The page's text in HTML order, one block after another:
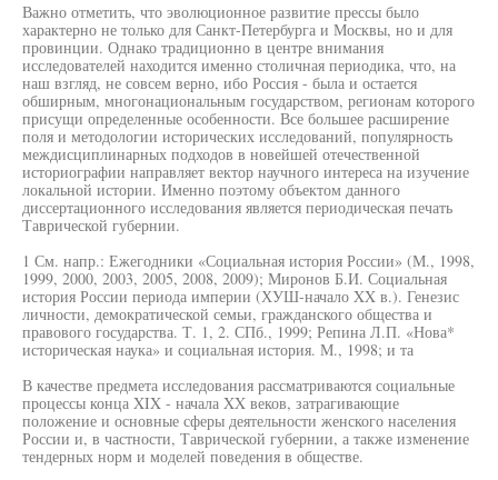
Важно отметить, что эволюционное развитие прессы было
характерно не только для Санкт-Петербурга и Москвы, но и для
провинции. Однако традиционно в центре внимания
исследователей находится именно столичная периодика, что, на
наш взгляд, не совсем верно, ибо Россия - была и остается
обширным, многонациональным государством, регионам которого
присущи определенные особенности. Все большее расширение
поля и методологии исторических исследований, популярность
междисциплинарных подходов в новейшей отечественной
историографии направляет вектор научного интереса на изучение
локальной истории. Именно поэтому объектом данного
диссертационного исследования является периодическая печать
Таврической губернии.
1 См. напр.: Ежегодники «Социальная история России» (М., 1998,
1999, 2000, 2003, 2005, 2008, 2009); Миронов Б.И. Социальная
история России периода империи (ХУШ-начало XX в.). Генезис
личности, демократической семьи, гражданского общества и
правового государства. Т. 1, 2. СПб., 1999; Репина Л.П. «Нова*
историческая наука» и социальная история. М., 1998; и та
В качестве предмета исследования рассматриваются социальные
процессы конца XIX - начала XX веков, затрагивающие
положение и основные сферы деятельности женского населения
России и, в частности, Таврической губернии, а также изменение
тендерных норм и моделей поведения в обществе.